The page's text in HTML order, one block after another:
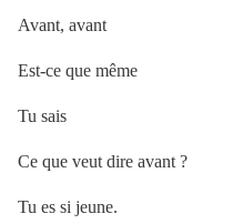
Avant, avant
Est-ce que même
Tu sais
Ce que veut dire avant ?
Tu es si jeune.